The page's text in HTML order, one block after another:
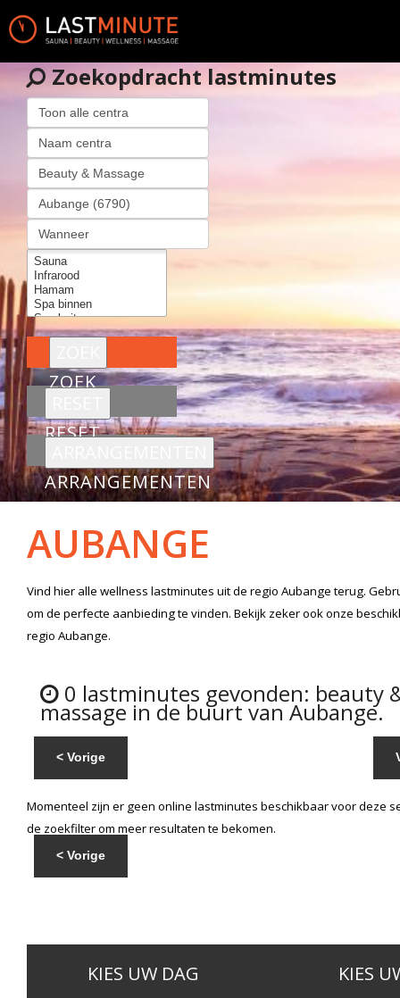
Zoekopdracht lastminutes
ZOEK
RESET
ARRANGEMENTEN
AUBANGE
Vind hier alle wellness lastminutes uit de regio Aubangeterug.
om de perfecte aanbieding te vinden. Bekijk zeker ook onze
regio Aubange.
0 lastminutes gevonden: beauty
massage in de buurt van Aubange.
< Vorige
Momenteel zijn er geen online lastminutes beschikbaar voor deze
de zoekfilter om meer resultaten te bekomen.
< Vorige
KIES UW DAG KIES